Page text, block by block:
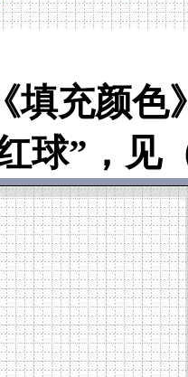
充颜色
球”，见